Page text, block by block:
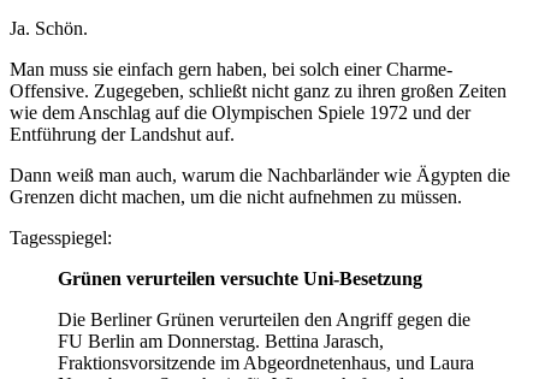
Ja. Schön.
Man muss sie einfach gern haben, bei solch einer Charme-
Offensive. Zugegeben, schließt nicht ganz zu ihren großen Zeiten
wie dem Anschlag auf die Olympischen Spiele 1972 und der
Entführung der Landshut auf.
Dann weiß man auch, warum die Nachbarländer wie Ägypten die
Grenzen dicht machen, um die nicht aufnehmen zu müssen.
Tagesspiegel:
Grünen verurteilen versuchte Uni-Besetzung
Die Berliner Grünen verurteilen den Angriff gegen die
FU Berlin am Donnerstag. Bettina Jarasch,
Fraktionsvorsitzende im Abgeordnetenhaus, und Laura